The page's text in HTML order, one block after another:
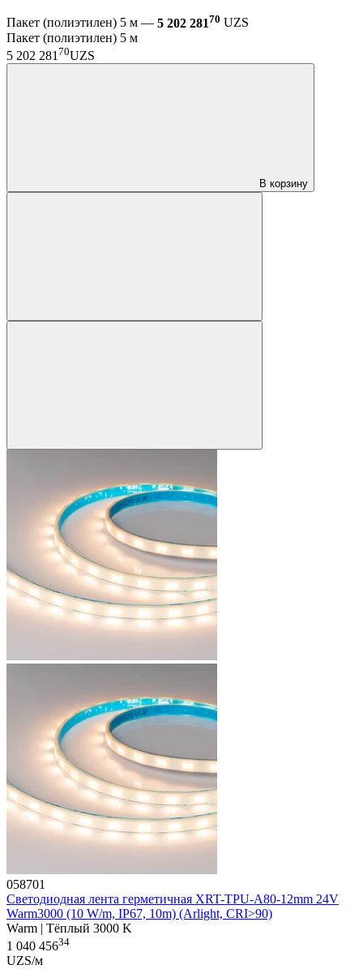
Пакет (полиэтилен) 5 м — 5 202 28170 UZS
Пакет (полиэтилен) 5 м
5 202 281 70UZS
В корзину
058701
Светодиодная лента герметичная XRT-TPU-A80-12mm 24V
Warm3000 (10 W/m, IP67, 10m) (Arlight, CRI>90)
Warm | Тёплый 3000 K
1 040 45634
UZS/м